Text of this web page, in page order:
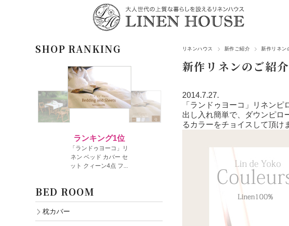
リネンハウス 新作ご紹介 新作リネン
新作リネンのご紹介
2014.7.27.
「ランドゥヨーコ」リネン
出し入れ簡単で、ダウンピロ
るカラーをチョイスして頂け
SHOP RANKING
BED ROOM
枕カバー